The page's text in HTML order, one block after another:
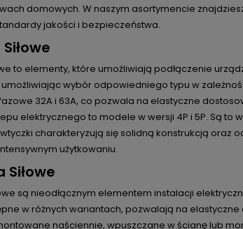
domowych. W naszym asortymencie
jakości i bezpieczeństwa.
to elementy, które umożliwiają podłączenie
wybór odpowiedniego typu w
32A i 63A, co pozwala na elastyczne
elektrycznego to modele w wersji 4P i 5P. Są to
charakteryzują się solidną konstrukcją oraz
użytkowaniu.
Siłowe
są nieodłącznym elementem instalacji
w różnych wariantach, pozwalają na
naściennie, wpuszczane w ścianę lub